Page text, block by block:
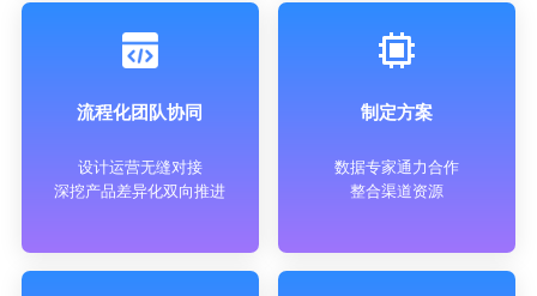
流程化团队协同
设计运营无缝对接
深挖产品差异化双向推进
制定方案
数据专家通力合作
整合渠道资源